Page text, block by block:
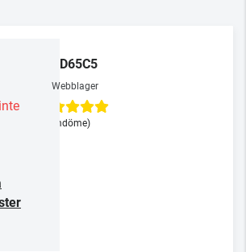
OLED65C5
Webblager
(1 omdöme)